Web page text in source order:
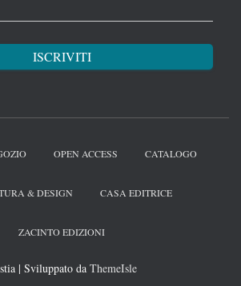
OPEN ACCESS CATALOGO
& DESIGN CASA EDITRICE
ZACINTO EDIZIONI
| Sviluppato da ThemeIsle